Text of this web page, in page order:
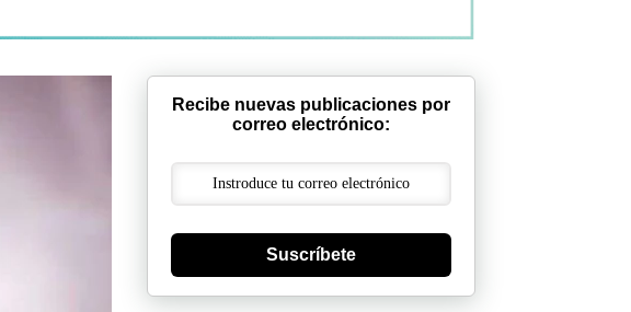
Recibe nuevas publicaciones por
correo electrónico:
Suscríbete